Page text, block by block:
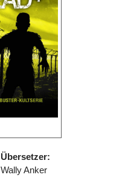
Übersetzer:
Wally Anker